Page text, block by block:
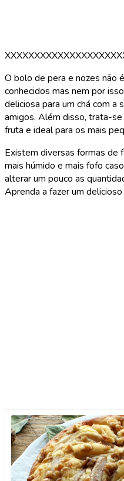
O bolo de pera e nozes não
conhecidos mas nem por
deliciosa para um chá com a
amigos. Além disso, trata-
fruta e ideal para os mais
Existem diversas formas de
mais húmido e mais fofo
alterar um pouco as
Aprenda a fazer um